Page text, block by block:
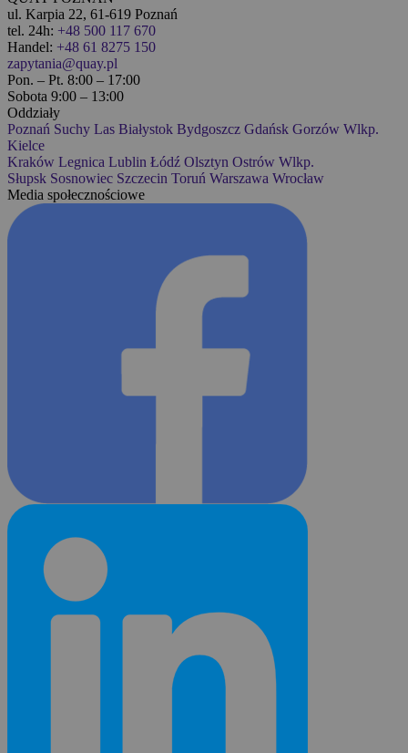
ul. Karpia 22, 61-619 Poznań
tel. 24h: +48 500 117 670
Handel: +48 61 8275 150
zapytania@quay.pl
Pon. – Pt. 8:00 – 17:00
Sobota 9:00 – 13:00
Oddziały
Poznań Suchy Las Białystok Bydgoszcz Gdańsk Gorzów Wlkp.
Kielce
Kraków Legnica Lublin Łódź Olsztyn Ostrów Wlkp.
Słupsk Sosnowiec Szczecin Toruń Warszawa Wrocław
Media społecznościowe